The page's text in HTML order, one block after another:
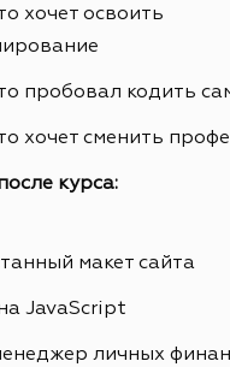
хочет освоить
пробовал кодить
хочет сменить
курса:
макет сайта
JavaScript
личных